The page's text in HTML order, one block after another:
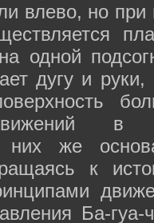
влево, но
одной
дугу и
в
них же
к
Ба-